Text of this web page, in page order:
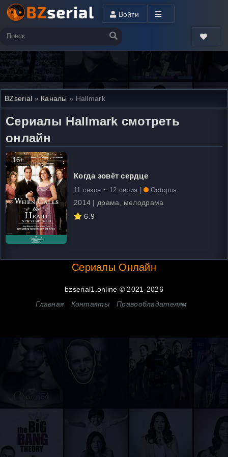
Войти
BZserial » Каналы » Hallmark
Сериалы Hallmark смотреть
онлайн
16+
Когда зовёт сердце
11 сезон ~ 12 серия | Octopus
2014 | драма, мелодрама
6.9
Сериалы Онлайн
bzserial1.online © 2021-2026
Главная
Контакты Правообладателям